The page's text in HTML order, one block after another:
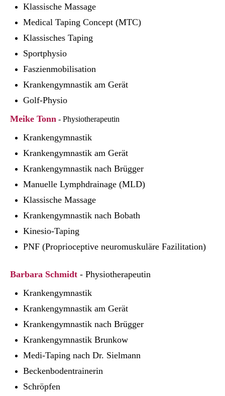
Klassische Massage
Medical Taping Concept (MTC)
Klassisches Taping
Sportphysio
Faszienmobilisation
Krankengymnastik am Gerät
Golf-Physio
Meike Tonn - Physiotherapeutin
Krankengymnastik
Krankengymnastik am Gerät
Krankengymnastik nach Brügger
Manuelle Lymphdrainage (MLD)
Klassische Massage
Krankengymnastik nach Bobath
Kinesio-Taping
PNF (Proprioceptive neuromuskuläre Fazilitation)
Barbara Schmidt - Physiotherapeutin
Krankengymnastik
Krankengymnastik am Gerät
Krankengymnastik nach Brügger
Krankengymnastik Brunkow
Medi-Taping nach Dr. Sielmann
Beckenbodentrainerin
Schröpfen